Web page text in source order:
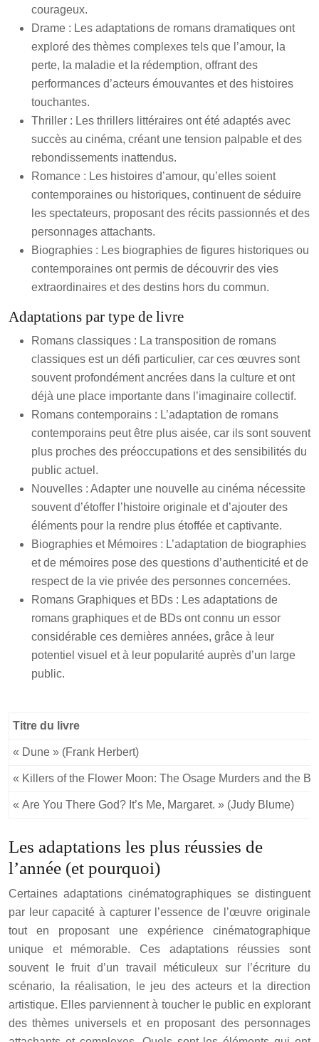
courageux.
Drame : Les adaptations de romans dramatiques ont
exploré des thèmes complexes tels que l’amour, la
perte, la maladie et la rédemption, offrant des
performances d’acteurs émouvantes et des histoires
touchantes.
Thriller : Les thrillers littéraires ont été adaptés avec
succès au cinéma, créant une tension palpable et des
rebondissements inattendus.
Romance : Les histoires d’amour, qu’elles soient
contemporaines ou historiques, continuent de séduire
les spectateurs, proposant des récits passionnés et des
personnages attachants.
Biographies : Les biographies de figures historiques ou
contemporaines ont permis de découvrir des vies
extraordinaires et des destins hors du commun.
Adaptations par type de livre
Romans classiques : La transposition de romans
classiques est un défi particulier, car ces œuvres sont
souvent profondément ancrées dans la culture et ont
déjà une place importante dans l’imaginaire collectif.
Romans contemporains : L’adaptation de romans
contemporains peut être plus aisée, car ils sont souvent
plus proches des préoccupations et des sensibilités du
public actuel.
Nouvelles : Adapter une nouvelle au cinéma nécessite
souvent d’étoffer l’histoire originale et d’ajouter des
éléments pour la rendre plus étoffée et captivante.
Biographies et Mémoires : L’adaptation de biographies
et de mémoires pose des questions d’authenticité et de
respect de la vie privée des personnes concernées.
Romans Graphiques et BDs : Les adaptations de
romans graphiques et de BDs ont connu un essor
considérable ces dernières années, grâce à leur
potentiel visuel et à leur popularité auprès d’un large
public.
Titre du livre
« Dune » (Frank Herbert)
« Killers of the Flower Moon: The Osage Murders and the
« Are You There God? It’s Me, Margaret. » (Judy Blume)
Les adaptations les plus réussies de
l’année (et pourquoi)
Certaines adaptations cinématographiques se distinguent
par leur capacité à capturer l’essence de l’œuvre originale
tout en proposant une expérience cinématographique
unique et mémorable. Ces adaptations réussies sont
souvent le fruit d’un travail méticuleux sur l’écriture du
scénario, la réalisation, le jeu des acteurs et la direction
artistique. Elles parviennent à toucher le public en explorant
des thèmes universels et en proposant des personnages